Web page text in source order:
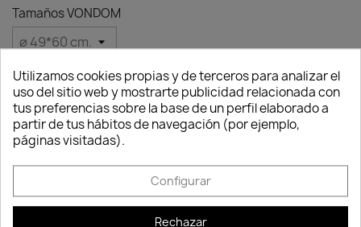
Tamaños VONDOM
Cantidad
 AÑADIR AL CARRITO favorite_border
Detalles del producto
Utilizamos cookies propias y de terceros para analizar el
uso del sitio web y mostrarte publicidad relacionada con
tus preferencias sobre la base de un perfil elaborado a
partir de tus hábitos de navegación (por ejemplo,
páginas visitadas).
Configurar
Rechazar Consentimiento de cookies